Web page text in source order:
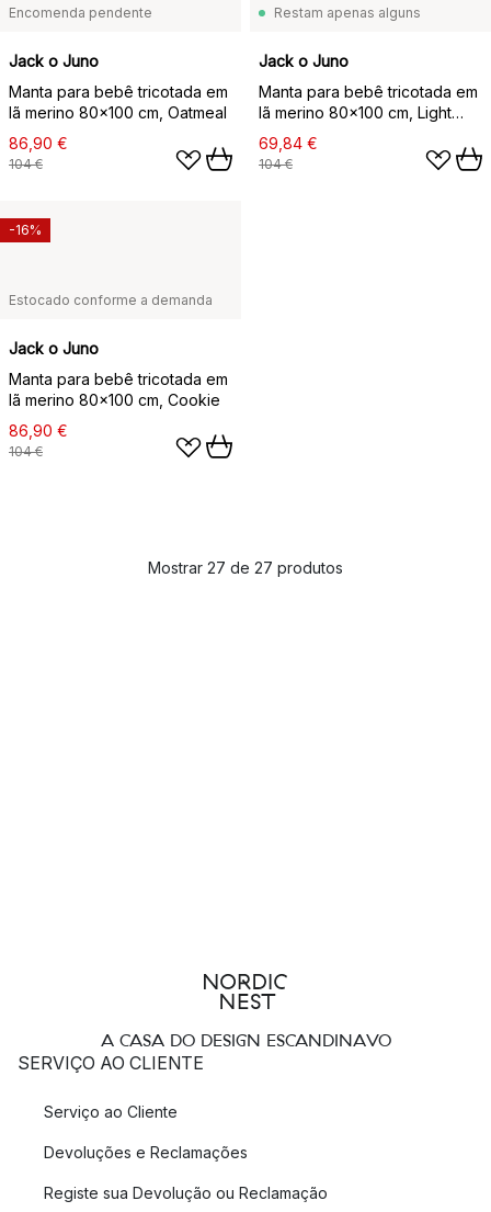
Encomenda pendente
Jack o Juno
Manta para bebê tricotada em
lã merino 80x100 cm, Oatmeal
86,90 €
104 €
Restam apenas alguns
Jack o Juno
Manta para bebê tricotada em
lã merino 80x100 cm, Light
grey
69,84 €
104 €
Estocado conforme a demanda
Jack o Juno
Manta para bebê tricotada em
lã merino 80x100 cm, Cookie
86,90 €
104 €
-16%
Mostrar 27 de 27 produtos
A CASA DO DESIGN ESCANDINAVO
SERVIÇO AO CLIENTE
Serviço ao Cliente
Devoluções e Reclamações
Registe sua Devolução ou Reclamação